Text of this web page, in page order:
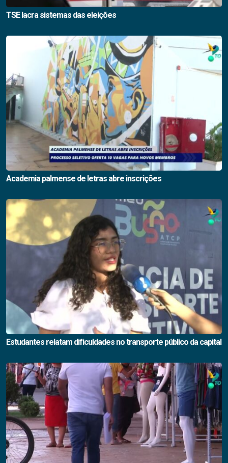
TSE lacra sistemas das eleições
Academia palmense de letras abre inscrições
Estudantes relatam dificuldades no transporte público da capital